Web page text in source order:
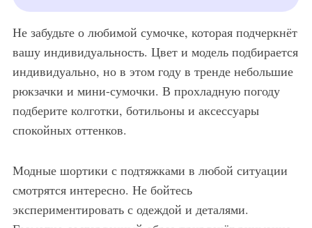
Не забудьте о любимой сумочке, которая подчеркнёт
вашу индивидуальность. Цвет и модель подбирается
индивидуально, но в этом году в тренде небольшие
рюкзачки и мини-сумочки. В прохладную погоду
подберите колготки, ботильоны и аксессуары
спокойных оттенков.
Модные шортики с подтяжками в любой ситуации
смотрятся интересно. Не бойтесь
экспериментировать с одеждой и деталями.